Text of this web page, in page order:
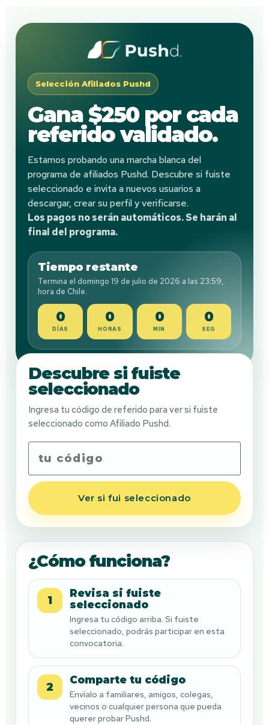
Selección Afiliados Pushd
Gana $250 por cada
referido validado.
Estamos probando una marcha blanca del
programa de afiliados Pushd. Descubre si fuiste
seleccionado e invita a nuevos usuarios a
descargar, crear su perfil y verificarse.
Los pagos no serán automáticos. Se harán al
final del programa.
Tiempo restante
Termina el domingo 19 de julio de 2026 a las 23:59,
hora de Chile.
0
DÍAS
0
HORAS
0
MIN
0
SEG
Descubre si fuiste
seleccionado
Ingresa tu código de referido para ver si fuiste
seleccionado como Afiliado Pushd.
Ver si fui seleccionado
¿Cómo funciona?
1
Revisa si fuiste
seleccionado
Ingresa tu código arriba. Si fuiste
seleccionado, podrás participar en esta
convocatoria.
2
Comparte tu código
Envíalo a familiares, amigos, colegas,
vecinos o cualquier persona que pueda
querer probar Pushd.